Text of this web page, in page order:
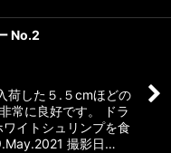
No.2
荷した５.５cmほどの
常に良好です。 ドラ
イトシュリンプを食
撮影日…